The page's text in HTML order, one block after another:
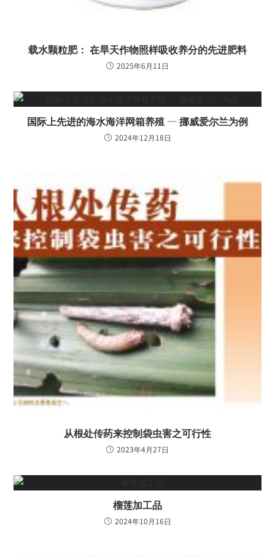
载水颗粒肥： 在旱天作物照样吸收养分的先进肥料
2025年6月11日
国际上先进的海水海洋网箱养殖 — 挪威爱尔兰为例
2024年12月18日
从根处传药来控制袋虫害之可行性
2023年4月27日
榴莲加工品
2024年10月16日